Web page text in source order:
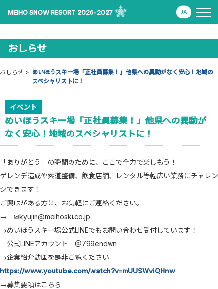
MEIHO SNOW RESORT 2026-2027
おしらせ
おしらせ
めいほうスキー場「正社員募集！」他県への異動がなく安心！地域の
スペシャリストに！
イベント
めいほうスキー場「正社員募集！」他県への異動が
なく安心！地域のスペシャリストに！
「ありがとう」の瞬間のために、ここで全力で楽しもう！
ゲレンデ造成や索道整備、飲食店舗、レンタル等幅広い業務にチャレン
ジできます！
ご興味がある方は、お気軽にご連絡ください。
→ ✉kyujin@meihoski.co.jp
→めいほうスキー場公式LINEでもお問い合わせ受付しています！
公式LINEアカウント @799endwn
→企業紹介動画を是非ご覧ください
https://www.youtube.com/watch?v=mUUSWviQHnw
→募集要項はこちら